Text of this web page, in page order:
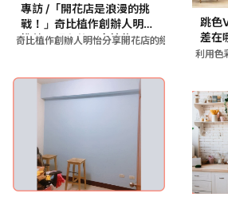
專訪 /「開花店是浪漫的挑
戰！」奇比植作創辦人明怡
推薦易照顧的居家植物
奇比植作創辦人明怡分享開花店的經營歷程，從創
跳色
差在
利用色